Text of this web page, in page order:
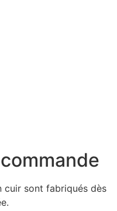
cuir sont fabriqués dès